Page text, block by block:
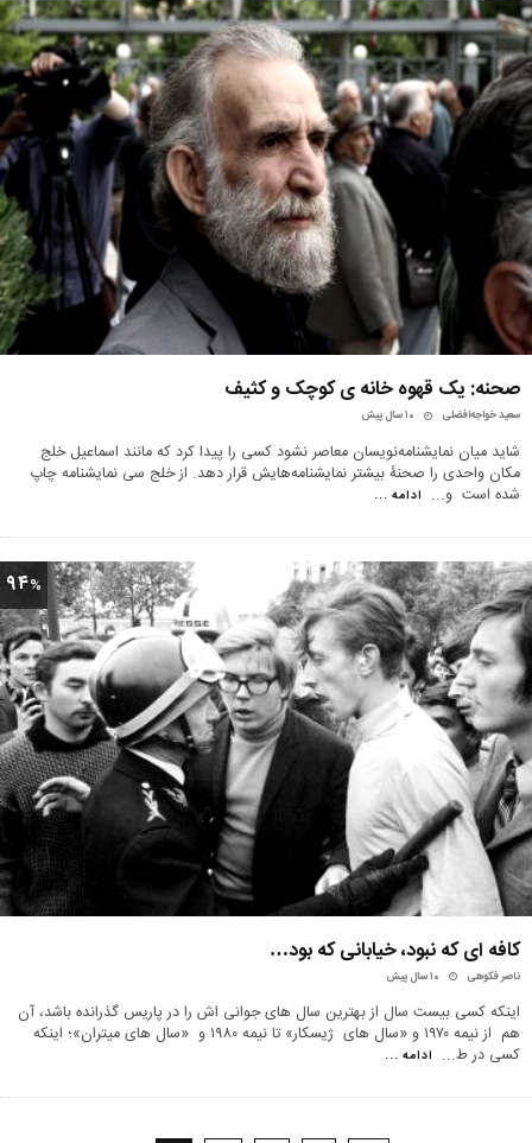
صحنه: یک قهوه خانه ی کوچک و کثیف
سعید خواجه‌افضلی ۱۰ سال پیش
شاید میان نمایشنامه‌نویسان معاصر نشود کسی را پیدا کرد که مانند اسماعیل خلج
مکان واحدی را صحنهٔ بیشتر نمایشنامه‌هایش قرار دهد. از خلج سی نمایشنامه چاپ
شده است و... ادامه ...
۹۴%
کافه ای که نبود، خيابانی که بود…
ناصر فکوهی ۱۰ سال پیش
اینکه کسی بیست سال از بهترین سال های جوانی اش را در پاریس گذرانده باشد، آن
هم از نیمه ۱۹۷۰ و «سال های ژیسکار» تا نیمه ۱۹۸۰ و «سال های میتران»؛ اینکه
کسی در ط... ادامه ...